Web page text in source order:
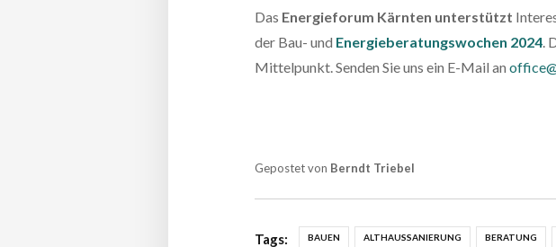
Das Energieforum Kärnten unterstützt
der Bau- und Energieberatungswochen 2024.
Mittelpunkt. Senden Sie uns ein E-Mail an
Gepostet von Berndt Triebel
Tags: BAUEN ALTHAUSSANIERUNG BERATUNG